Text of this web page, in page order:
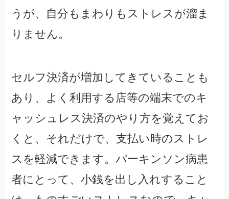
うが、自分もまわりもストレスが溜ま
りません。
セルフ決済が増加してきていることも
あり、よく利用する店等の端末でのキ
ャッシュレス決済のやり方を覚えてお
くと、それだけで、支払い時のストレ
スを軽減できます。パーキンソン病患
者にとって、小銭を出し入れすること